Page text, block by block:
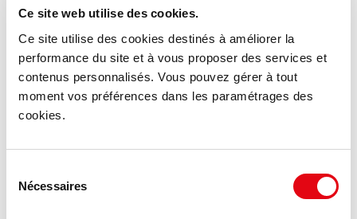
Ce site web utilise des cookies.
Ce site utilise des cookies destinés à améliorer la
performance du site et à vous proposer des services et
contenus personnalisés. Vous pouvez gérer à tout
moment vos préférences dans les paramétrages des
cookies.
Nécessaires